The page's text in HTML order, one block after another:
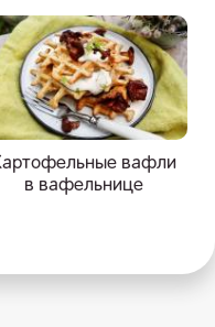
вафли
в вафельнице